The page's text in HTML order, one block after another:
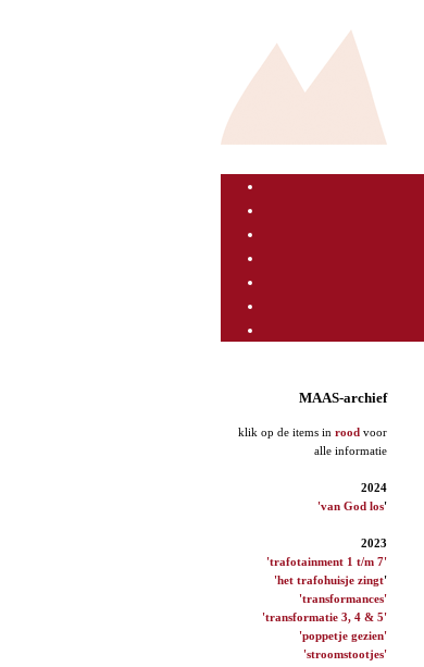
MAAS-archief
klik op de items in rood voor
alle informatie
2024
'van God los'
2023
'trafotainment 1 t/m 7'
'het trafohuisje zingt'
'transformances'
'transformatie 3, 4 & 5'
'poppetje gezien'
'stroomstootjes'